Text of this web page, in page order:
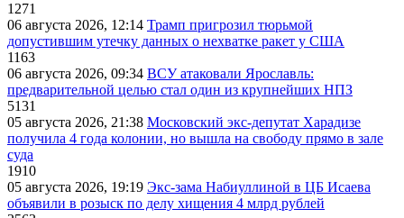
1271
06 августа 2026, 12:14 Трамп пригрозил тюрьмой
допустившим утечку данных о нехватке ракет у США
1163
06 августа 2026, 09:34 ВСУ атаковали Ярославль:
предварительной целью стал один из крупнейших НПЗ
5131
05 августа 2026, 21:38 Московский экс-депутат Харадизе
получила 4 года колонии, но вышла на свободу прямо в зале
суда
1910
05 августа 2026, 19:19 Экс-зама Набиуллиной в ЦБ Исаева
объявили в розыск по делу хищения 4 млрд рублей